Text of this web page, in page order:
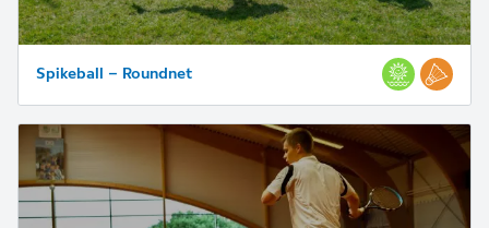
Spikeball – Roundnet